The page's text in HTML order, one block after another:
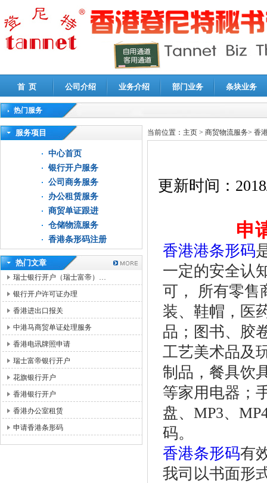
首 页 公司介绍 业务介绍 部门业务 条块业务
热门服务
高新技术企业认定审计|企业所得税汇算清缴申报鉴证
服务项目
中心首页
银行开户服务
公司商务服务
办公租赁服务
商贸单证跟进
仓储物流服务
香港条形码注册
热门文章
瑞士银行开户（瑞士富帝）…
银行开户许可证办理
香港进出口报关
中港马商贸单证处理服务
香港电讯牌照申请
瑞士富帝银行开户
花旗银行开户
香港银行开户
香港办公室租赁
申请香港条形码
当前位置： 主页 > 商贸物流服务> 香
更新时间：
申
香港港条形码
一定的安全认
可， 所有零售
装、鞋帽，医
品；图书、胶
工艺美术品及
制品，餐具饮
等家用电器；
盘、MP3、
码。
香港条形码有
我司以书面形